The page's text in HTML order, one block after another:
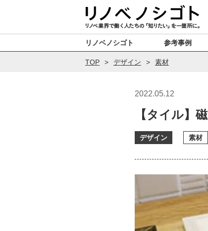
リノベノシゴト 参考事例
TOP デザイン 素材
2022.05.12
【タイル】
デザイン 素材